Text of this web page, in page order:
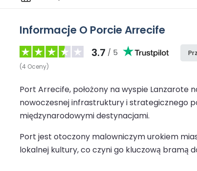
Informacje O Porcie Arrecife
3.7 / 5
(4 Oceny)
Port Arrecife, położony na wyspie Lanzarote
nowoczesnej infrastruktury i strategicznego
międzynarodowymi destynacjami.
Port jest otoczony malowniczym urokiem
lokalnej kultury, co czyni go kluczową bramą